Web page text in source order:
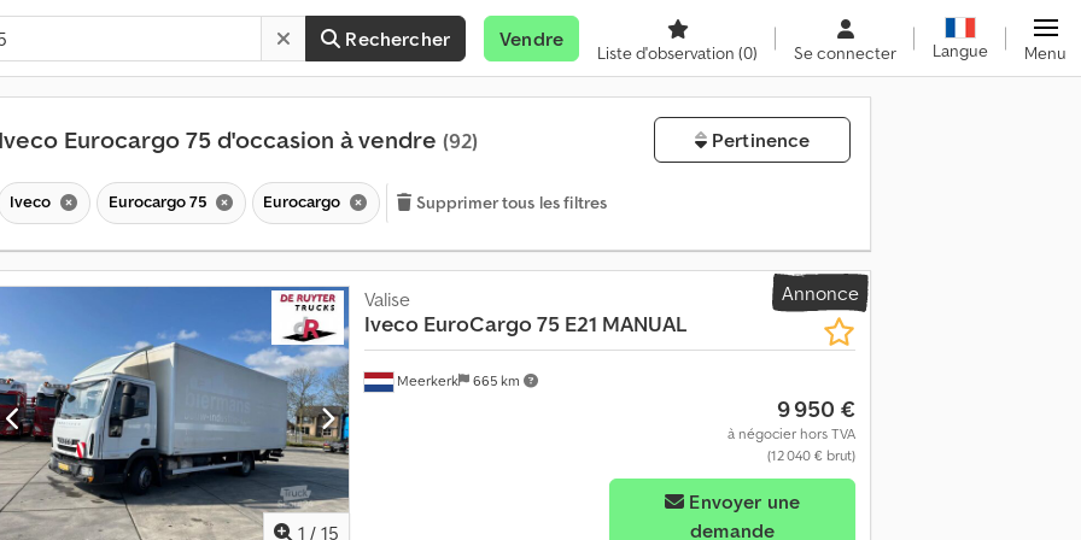
Rechercher Vendre
Liste d'observation (0) Se connecter Langue Menu
Iveco Eurocargo 75 d'occasion à vendre (92) Pertinence
Iveco Eurocargo 75 Eurocargo Supprimer tous les filtres
Annonce
1 / 15
Meerkerk 665 km
Valise
Iveco EuroCargo 75 E21 MANUAL
9 950 €
à négocier hors TVA
(12 040 € brut)
demande